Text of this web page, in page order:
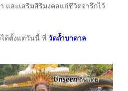
และเสริมสิริมงคลแก่ชีวิตจารึกไว้
ด้ตั้งแต่วันนี้ ที่ วัดถ้ำบาดาล